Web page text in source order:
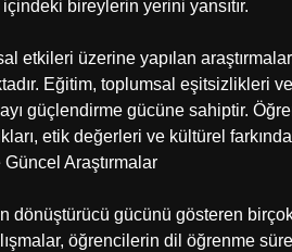
içindeki bireylerin yerini yansıtır.
etkileri üzerine yapılan
Eğitim, toplumsal eşitsizlikleri
güçlendirme gücüne sahiptir.
etik değerleri ve kültürel
Araştırmalar
dönüştürücü gücünü gösteren
öğrencilerin dil öğrenme